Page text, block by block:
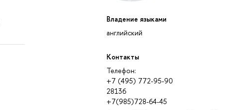
Владение языками
английский
Контакты
Телефон:
+7 (495) 772-95-90
28136
+7(985)728-64-45